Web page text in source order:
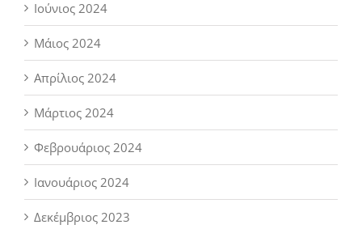
Ιούνιος 2024
Μάιος 2024
Απρίλιος 2024
Μάρτιος 2024
Φεβρουάριος 2024
Ιανουάριος 2024
Δεκέμβριος 2023